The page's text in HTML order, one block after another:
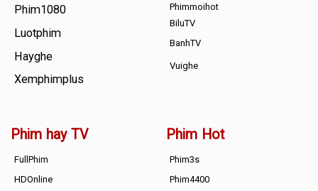
Phim1080
Luotphim
Hayghe
Xemphimplus
Phimmoihot
BiluTV
BanhTV
Vuighe
Phim hay TV
FullPhim
HDOnline
Phim Hot
Phim3s
Phim4400